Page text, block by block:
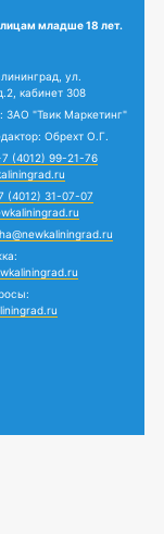
младше 18 лет.
ул.
кабинет 308
ЗАО "Твик Маркетинг"
Обрехт О.Г.
(4012) 99-21-76
(4012) 31-07-07